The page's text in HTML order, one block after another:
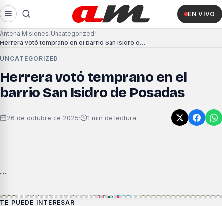
EN VIVO
Antena Misiones Uncategorized
Herrera votó temprano en el barrio San Isidro de Posadas
UNCATEGORIZED
Herrera votó temprano en el
barrio San Isidro de Posadas
26 de octubre de 2025· 1 min de lectura
…
TE PUEDE INTERESAR